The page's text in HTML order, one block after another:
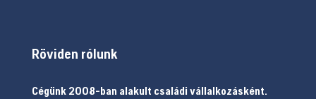
Röviden rólunk
Cégünk 2008-ban alakult családi vállalkozásként.